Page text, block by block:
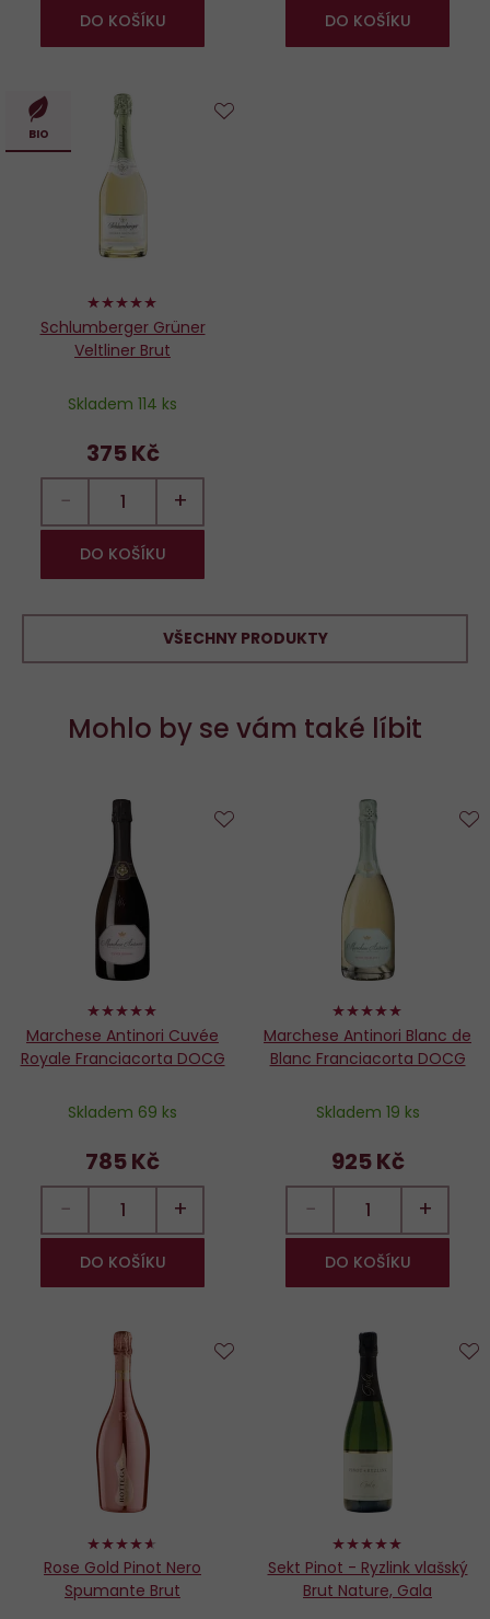
DO KOŠÍKU DO KOŠÍKU
BIO
100%
Schlumberger Grüner
Veltliner Brut
Skladem 114 ks
375 Kč
− +
DO KOŠÍKU
VŠECHNY PRODUKTY
Mohlo by se vám také líbit
100%
Marchese Antinori Cuvée
Royale Franciacorta DOCG
Skladem 69 ks
785 Kč
− +
DO KOŠÍKU
100%
Marchese Antinori Blanc de
Blanc Franciacorta DOCG
Skladem 19 ks
925 Kč
− +
DO KOŠÍKU
92%
Rose Gold Pinot Nero
Spumante Brut
100%
Sekt Pinot - Ryzlink vlašský
Brut Nature, Gala